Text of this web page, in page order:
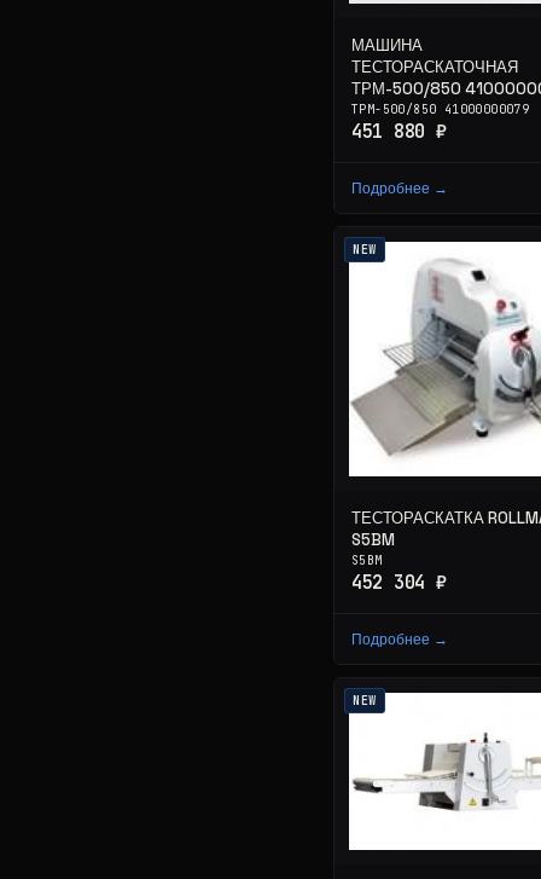
МАШИНА
ТЕСТОРАСКАТОЧНАЯ
ТРМ-500/850
ТРМ-500/850 41000000079
451 880 ₽
Подробнее →
NEW
ТЕСТОРАСКАТКА
S5BM
S5BM
452 304 ₽
Подробнее →
NEW